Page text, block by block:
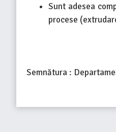
Sunt adesea
procese
Semnătura :